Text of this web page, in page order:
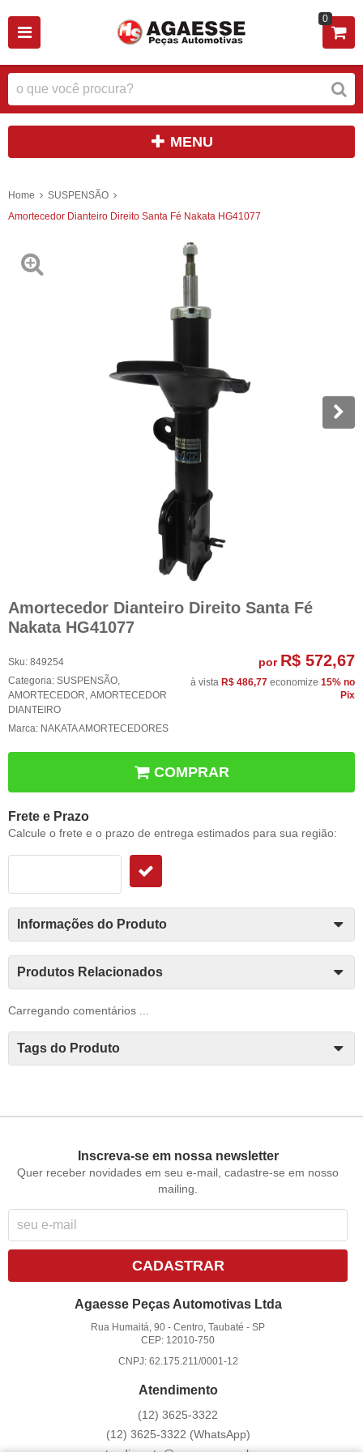
0
MENU
Home
SUSPENSÃO
Amortecedor Dianteiro Direito Santa Fé Nakata HG41077
Amortecedor Dianteiro Direito Santa Fé
Nakata HG41077
Sku: 849254
Categoria: SUSPENSÃO,
AMORTECEDOR, AMORTECEDOR
DIANTEIRO
Marca: NAKATA AMORTECEDORES
por R$ 572,67
à vista R$ 486,77 economize 15% no
Pix
COMPRAR
Frete e Prazo
Calcule o frete e o prazo de entrega estimados para sua região:
Informações do Produto
Produtos Relacionados
Carregando comentários ...
Tags do Produto
Inscreva-se em nossa newsletter
Quer receber novidades em seu e-mail, cadastre-se em nosso
mailing.
CADASTRAR
Agaesse Peças Automotivas Ltda
Rua Humaitá, 90 -Centro, Taubaté -SP
CEP: 12010-750
CNPJ: 62.175.211/0001-12
Atendimento
(12) 3625-3322
(12) 3625-3322 (WhatsApp)